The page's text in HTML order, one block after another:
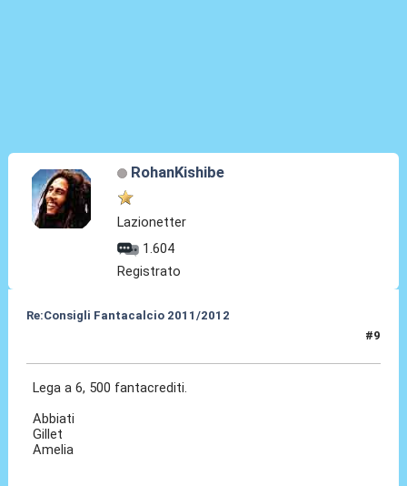
RohanKishibe
Lazionetter
1.604
Registrato
Re:Consigli Fantacalcio 2011/2012
#9
Lega a 6, 500 fantacrediti.
Abbiati
Gillet
Amelia